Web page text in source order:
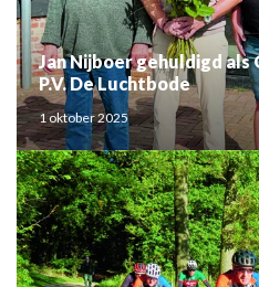
Jan Nijboer gehuldigd als
P.V. De Luchtbode
1 oktober 2025